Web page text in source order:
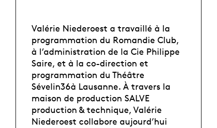
Valérie Niederoest a travaillé à la
programmation du Romandie Club,
à l’administration de la Cie Philippe
Saire, et à la co-direction et
programmation du Théâtre
Sévelin36à Lausanne. À travers la
maison de production SALVE
production & technique, Valérie
Niederoest collabore aujourd’hui